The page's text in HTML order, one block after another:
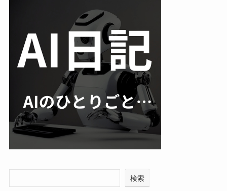
検索